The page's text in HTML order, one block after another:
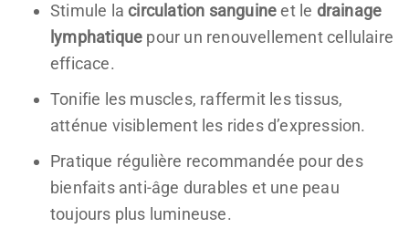
Stimule lacirculation sanguineet le drainage
lymphatique pour un renouvellement cellulaire
efficace.
Tonifie les muscles, raffermit les tissus,
atténue visiblement les rides d’expression.
Pratique régulière recommandée pour des
bienfaits anti-âge durables et une peau
toujours plus lumineuse.